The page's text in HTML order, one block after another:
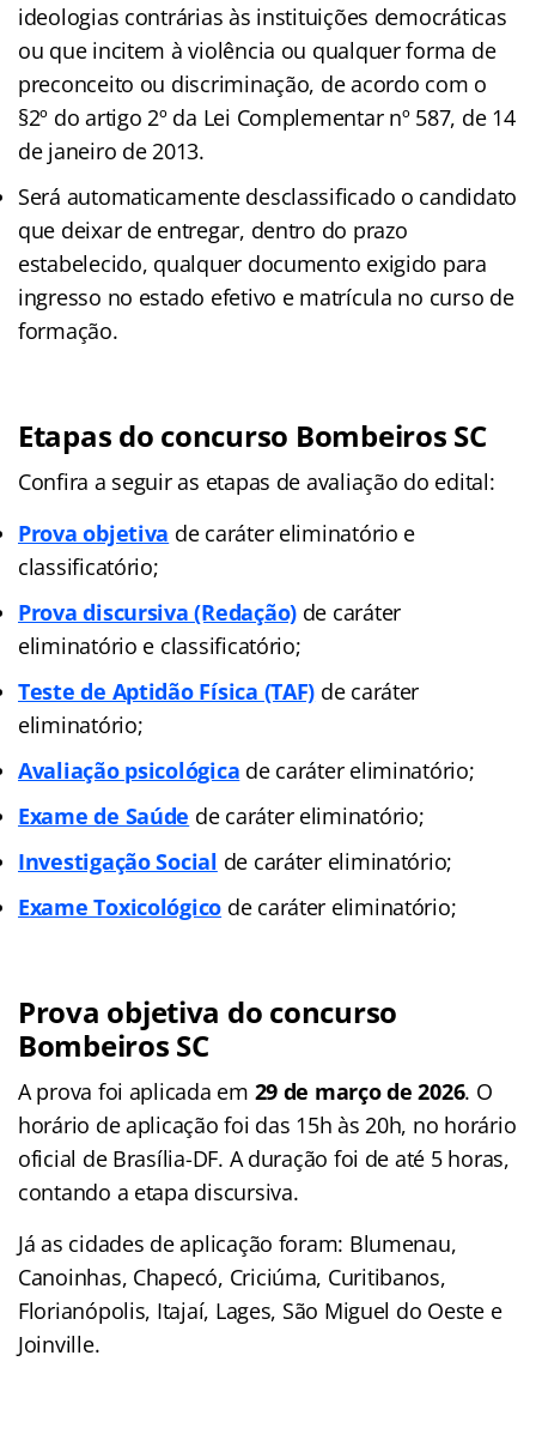
ideologias contrárias às instituições democráticas
ou que incitem à violência ou qualquer forma de
preconceito ou discriminação, de acordo com o
§2º do artigo 2º da Lei Complementar nº 587, de 14
de janeiro de 2013.
Será automaticamente desclassificado o candidato
que deixar de entregar, dentro do prazo
estabelecido, qualquer documento exigido para
ingresso no estado efetivo e matrícula no curso de
formação.
Etapas do concurso Bombeiros SC
Confira a seguir as etapas de avaliação do edital:
Prova objetiva de caráter eliminatório e
classificatório;
Prova discursiva (Redação)de caráter
eliminatório e classificatório;
Teste de Aptidão Física (TAF) de caráter
eliminatório;
Avaliação psicológica de caráter eliminatório;
Exame de Saúde de caráter eliminatório;
Investigação Social de caráter eliminatório;
Exame Toxicológico de caráter eliminatório;
Prova objetiva do concurso
Bombeiros SC
A prova foi aplicada em 29 de março de 2026. O
horário de aplicação foi das 15h às 20h, no horário
oficial de Brasília-DF. A duração foi de até 5 horas,
contando a etapa discursiva.
Já as cidades de aplicação foram: Blumenau,
Canoinhas, Chapecó, Criciúma, Curitibanos,
Florianópolis, Itajaí, Lages, São Miguel do Oeste e
Joinville.